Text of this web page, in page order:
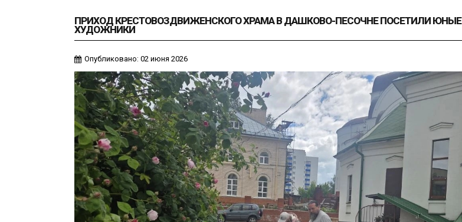
ПРИХОД КРЕСТОВОЗДВИЖЕНСКОГО ХРАМА В ДАШКОВО-ПЕСОЧНЕ ПОСЕТИЛИ ЮНЫЕ
ХУДОЖНИКИ
Опубликовано: 02 июня 2026